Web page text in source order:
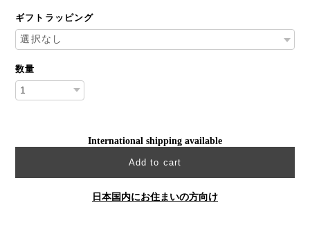
ギフトラッピング
数量
International shipping available
Add to cart
日本国内にお住まいの方向け